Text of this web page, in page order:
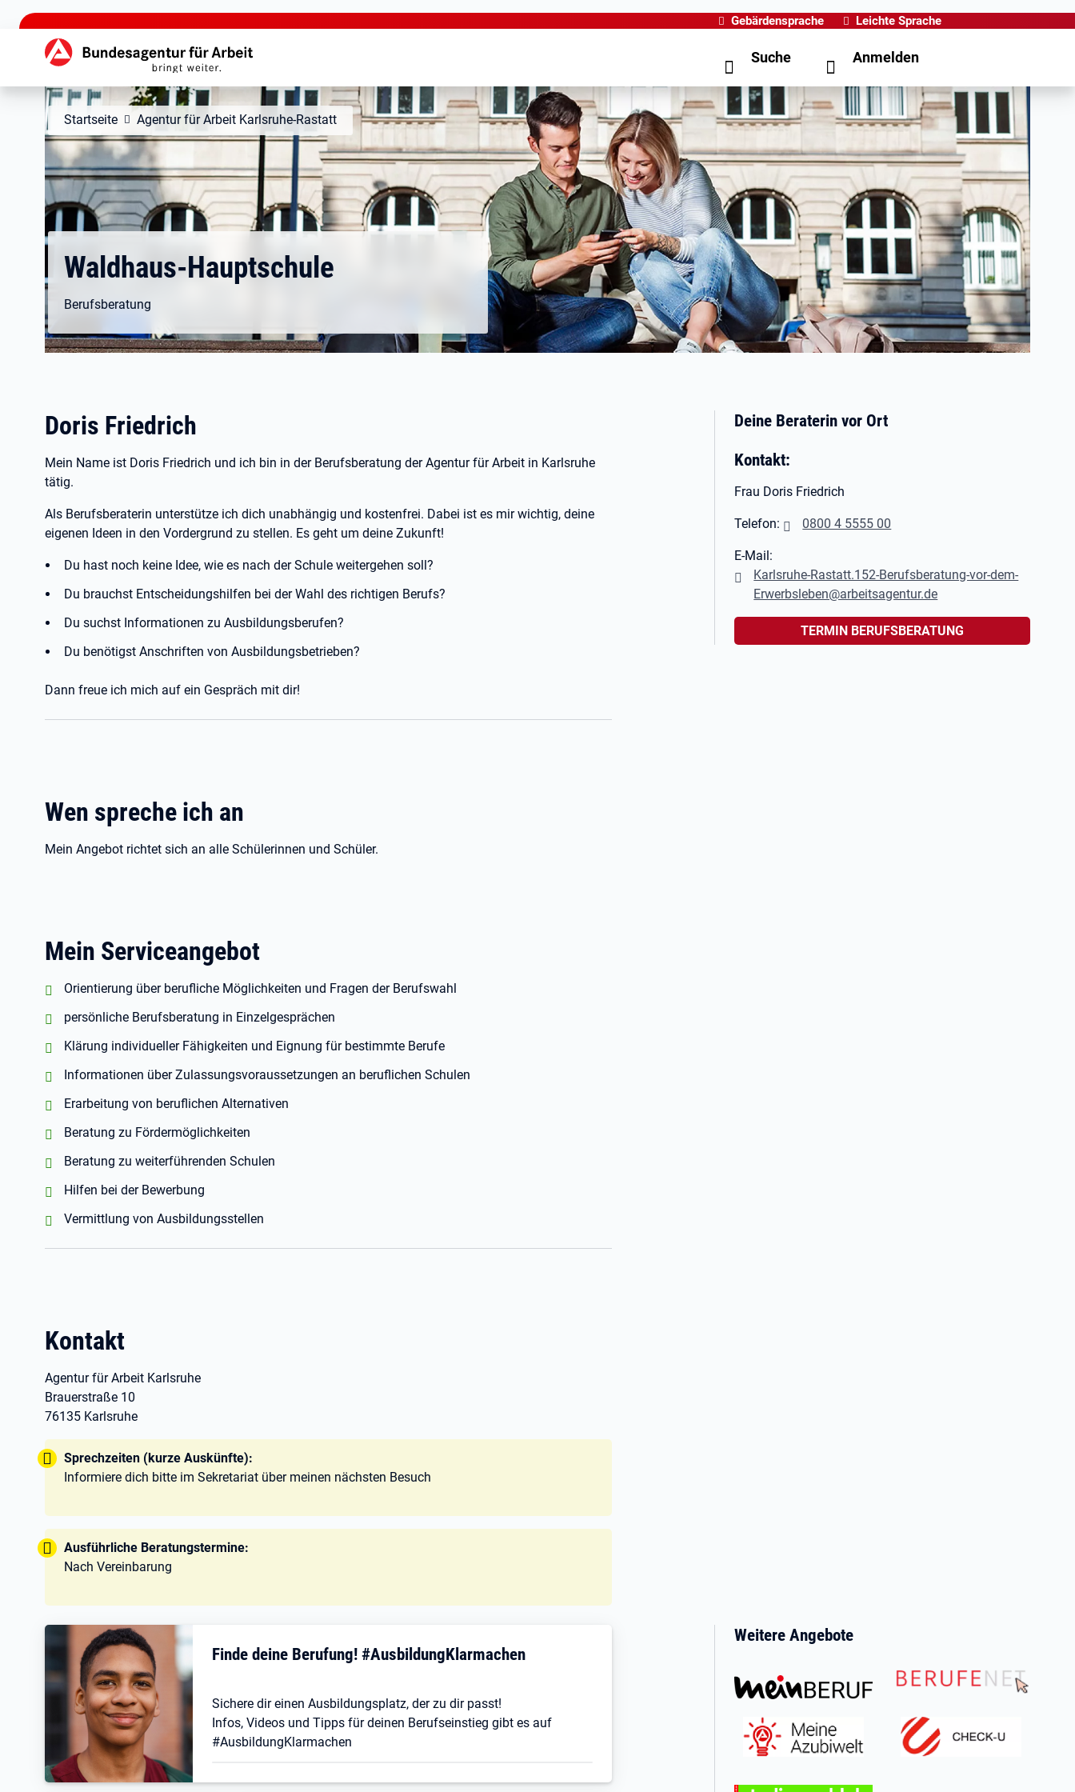
zu den Hauptinhalten springen
Gebärdensprache Leichte Sprache
Hauptnavigation Suche Anmelden
Startseite Agentur für Arbeit Karlsruhe-Rastatt
Waldhaus-Hauptschule
Berufsberatung
Doris Friedrich
Mein Name ist Doris Friedrich und ich bin in der Berufsberatung der Agentur für Arbeit in Karlsruhe
tätig.
Als Berufsberaterin unterstütze ich dich unabhängig und kostenfrei. Dabei ist es mir wichtig, deine
eigenen Ideen in den Vordergrund zu stellen. Es geht um deine Zukunft!
Du hast noch keine Idee, wie es nach der Schule weitergehen soll?
Du brauchst Entscheidungshilfen bei der Wahl des richtigen Berufs?
Du suchst Informationen zu Ausbildungsberufen?
Du benötigst Anschriften von Ausbildungsbetrieben?
Dann freue ich mich auf ein Gespräch mit dir!
Wen spreche ich an
Mein Angebot richtet sich an alle Schülerinnen und Schüler.
Mein Serviceangebot
positiv:
Orientierung über berufliche Möglichkeiten und Fragen der Berufswahl
positiv:
persönliche Berufsberatung in Einzelgesprächen
positiv:
Klärung individueller Fähigkeiten und Eignung für bestimmte Berufe
positiv:
Informationen über Zulassungsvoraussetzungen an beruflichen Schulen
positiv:
Erarbeitung von beruflichen Alternativen
positiv:
Beratung zu Fördermöglichkeiten
positiv:
Beratung zu weiterführenden Schulen
positiv:
Hilfen bei der Bewerbung
positiv:
Vermittlung von Ausbildungsstellen
Kontakt
Agentur für Arbeit Karlsruhe
Brauerstraße 10
76135 Karlsruhe
Tipp:
Sprechzeiten (kurze Auskünfte):
Informiere dich bitte im Sekretariat über meinen nächsten Besuch
Tipp:
Ausführliche Beratungstermine:
Nach Vereinbarung
Deine Beraterin vor Ort
Kontakt:
Frau Doris Friedrich
Telefon: 0800 4 5555 00
E-Mail:
Karlsruhe-Rastatt.152-Berufsberatung-vor-dem-
Erwerbsleben@arbeitsagentur.de
TERMIN BERUFSBERATUNG
Finde deine Berufung! #AusbildungKlarmachen
Sichere dir einen Ausbildungsplatz, der zu dir passt!
Infos, Videos und Tipps für deinen Berufseinstieg gibt es auf
#AusbildungKlarmachen
Weitere Angebote